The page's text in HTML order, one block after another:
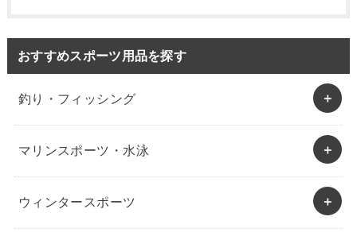
おすすめスポーツ用品を探す
釣り・フィッシング
マリンスポーツ・水泳
ウィンタースポーツ